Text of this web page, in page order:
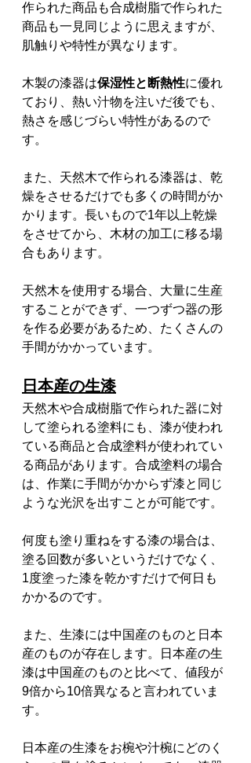
作られた商品も合成樹脂で作られた
商品も一見同じように思えますが、
肌触りや特性が異なります。
木製の漆器は保湿性と断熱性に優れ
ており、熱い汁物を注いだ後でも、
熱さを感じづらい特性があるので
す。
また、天然木で作られる漆器は、乾
燥をさせるだけでも多くの時間がか
かります。長いもので1年以上乾燥
をさせてから、木材の加工に移る場
合もあります。
天然木を使用する場合、大量に生産
することができず、一つずつ器の形
を作る必要があるため、たくさんの
手間がかかっています。
日本産の生漆
天然木や合成樹脂で作られた器に対
して塗られる塗料にも、漆が使われ
ている商品と合成塗料が使われてい
る商品があります。合成塗料の場合
は、作業に手間がかからず漆と同じ
ような光沢を出すことが可能です。
何度も塗り重ねをする漆の場合は、
塗る回数が多いというだけでなく、
1度塗った漆を乾かすだけで何日も
かかるのです。
また、生漆には中国産のものと日本
産のものが存在します。日本産の生
漆は中国産のものと比べて、値段が
9倍から10倍異なると言われていま
す。
日本産の生漆をお椀や汁椀にどのく